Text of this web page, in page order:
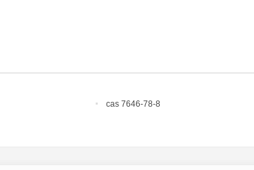
cas 7646-78-8